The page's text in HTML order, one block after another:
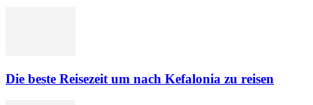
Die beste Reisezeit um nach Kefalonia zu reisen